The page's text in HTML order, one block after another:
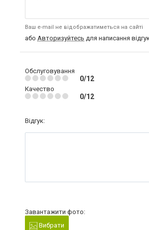
Ваш e-mail не відображатиметься на сайті
або Авторизуйтесь для написання
Обслуговування
0/12
Качество
0/12
Відгук:
Завантажити фото:
Вибрати